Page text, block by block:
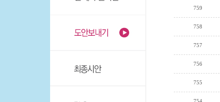
759
758
757
756
755